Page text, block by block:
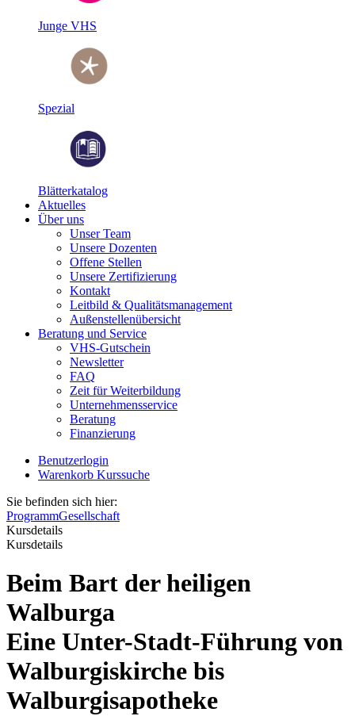
Junge VHS
Spezial
Blätterkatalog
Aktuelles
Über uns
Unser Team
Unsere Dozenten
Offene Stellen
Unsere Zertifizierung
Kontakt
Leitbild & Qualitätsmanagement
Außenstellenübersicht
Beratung und Service
VHS-Gutschein
Newsletter
FAQ
Zeit für Weiterbildung
Unternehmensservice
Beratung
Finanzierung
Benutzerlogin
Warenkorb Kurssuche
Sie befinden sich hier:
ProgrammGesellschaft
Kursdetails
Kursdetails
Beim Bart der heiligen
Walburga
Eine Unter-Stadt-Führung von
Walburgiskirche bis
Walburgisapotheke